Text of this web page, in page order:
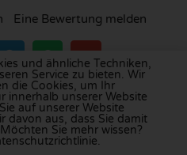
Eine Bewertung melden
in
, denNiederlanden
,Portugal, Polen,
Schweden.
und ähnliche Techniken,
Service zu bieten. Wir
die Cookies, um Ihr
innerhalb unserer Website
auf unserer Website
davon aus, dass Sie damit
Sie mehr wissen?